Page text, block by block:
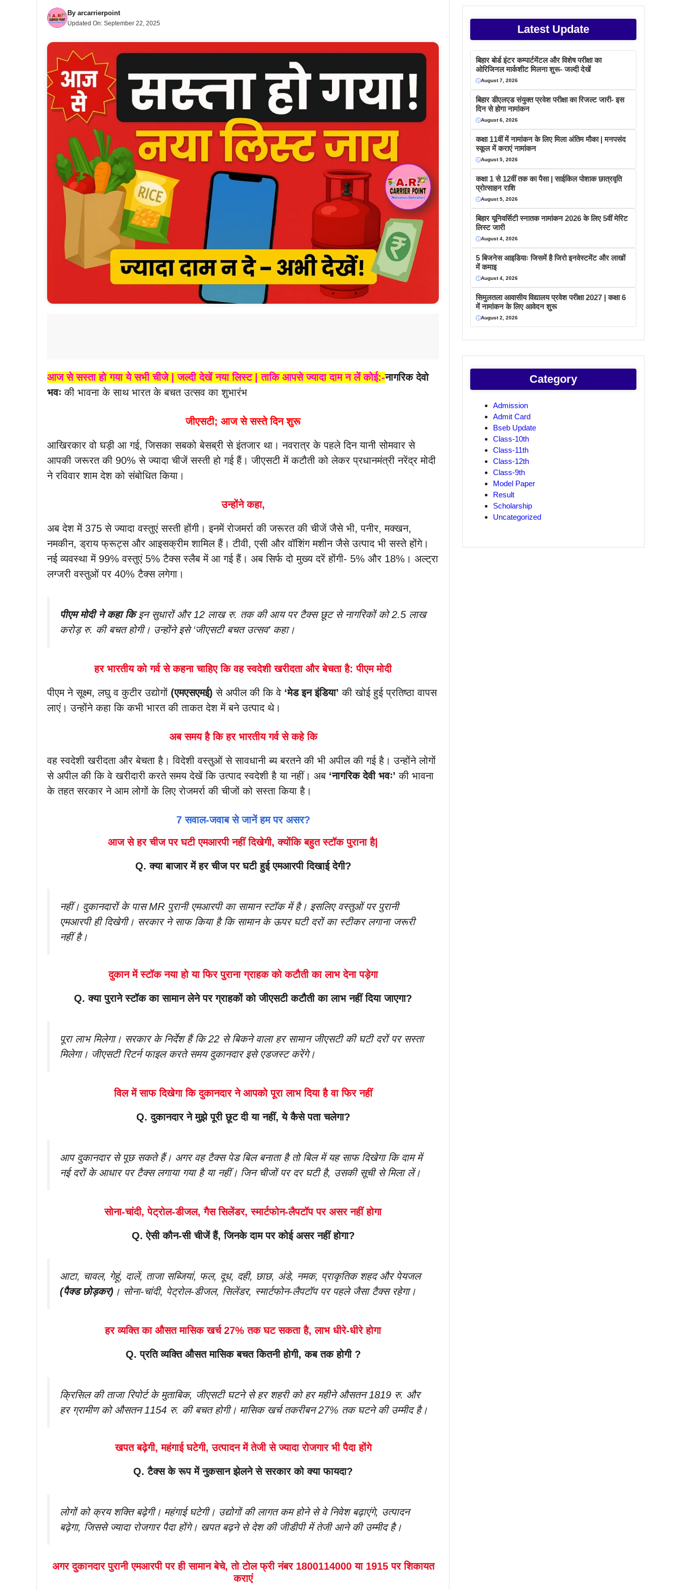
By arcarrierpoint
Updated On: September 22, 2025
आज से सस्ता हो गया ये सभी चीजे | जल्दी देखें नया लिस्ट | ताकि आपसे ज्यादा दाम न लें कोई:-नागरिक देवो
भवःकी भावना के साथ भारत के बचत उत्सव का शुभारंभ
जीएसटी; आज से सस्ते दिन शुरू
आखिरकार वो घड़ी आ गई, जिसका सबको बेसब्री से इंतजार था। नवरात्र के पहले दिन यानी सोमवार से
आपकी जरूरत की 90% से ज्यादा चीजें सस्ती हो गई हैं। जीएसटी में कटौती को लेकर प्रधानमंत्री नरेंद्र मोदी
ने रविवार शाम देश को संबोधित किया।
उन्होंने कहा,
अब देश में 375 से ज्यादा वस्तुएं सस्ती होंगी। इनमें रोजमर्रा की जरूरत की चीजें जैसे भी, पनीर, मक्खन,
नमकीन, ड्राय फ्रूट्स और आइसक्रीम शामिल हैं। टीवी, एसी और वॉशिंग मशीन जैसे उत्पाद भी सस्ते होंगे।
नई व्यवस्था में 99% वस्तुएं 5% टैक्स स्लैब में आ गई हैं। अब सिर्फ दो मुख्य दरें होंगी- 5% और 18%। अल्ट्रा
लग्जरी वस्तुओं पर 40% टैक्स लगेगा।
पीएम मोदी ने कहा किइन सुधारों और 12 लाख रु. तक की आय पर टैक्स छूट से नागरिकों को 2.5 लाख
करोड़ रु. की बचत होगी। उन्होंने इसे ‘जीएसटी बचत उत्सव’ कहा।
हर भारतीय को गर्व से कहना चाहिए कि वह स्वदेशी खरीदता और बेचता है: पीएम मोदी
पीएम ने सूक्ष्म, लघु व कुटीर उद्योगों (एमएसएमई) से अपील की कि वे ‘मेड इन इंडिया’ की खोई हुई प्रतिष्ठा वापस
लाएं। उन्होंने कहा कि कभी भारत की ताकत देश में बने उत्पाद थे।
अब समय है कि हर भारतीय गर्व से कहे कि
वह स्वदेशी खरीदता और बेचता है। विदेशी वस्तुओं से सावधानी ब्य बरतने की भी अपील की गई है। उन्होंने लोगों
से अपील की कि वे खरीदारी करते समय देखें कि उत्पाद स्वदेशी है या नहीं। अब ‘नागरिक देवी भवः’ की भावना
के तहत सरकार ने आम लोगों के लिए रोजमर्रा की चीजों को सस्ता किया है।
7 सवाल-जवाब से जानें हम पर असर?
आज से हर चीज पर घटी एमआरपी नहीं दिखेगी, क्योंकि बहुत स्टॉक पुराना है|
Q. क्या बाजार में हर चीज पर घटी हुई एमआरपी दिखाई देगी?
नहीं। दुकानदारों के पास MR पुरानी एमआरपी का सामान स्टॉक में है। इसलिए वस्तुओं पर पुरानी
एमआरपी ही दिखेगी। सरकार ने साफ किया है कि सामान के ऊपर घटी दरों का स्टीकर लगाना जरूरी
नहीं है।
दुकान में स्टॉक नया हो या फिर पुराना ग्राहक को कटौती का लाभ देना पड़ेगा
Q. क्या पुराने स्टॉक का सामान लेने पर ग्राहकों को जीएसटी कटौती का लाभ नहीं दिया जाएगा?
पूरा लाभ मिलेगा। सरकार के निर्देश हैं कि 22 से बिकने वाला हर सामान जीएसटी की घटी दरों पर सस्ता
मिलेगा। जीएसटी रिटर्न फाइल करते समय दुकानदार इसे एडजस्ट करेंगे।
विल में साफ दिखेगा कि दुकानदार ने आपको पूरा लाभ दिया है वा फिर नहीं
Q. दुकानदार ने मुझे पूरी छूट दी या नहीं, ये कैसे पता चलेगा?
आप दुकानदार से पूछ सकते हैं। अगर वह टैक्स पेड बिल बनाता है तो बिल में यह साफ दिखेगा कि दाम में
नई दरों के आधार पर टैक्स लगाया गया है या नहीं। जिन चीजों पर दर घटी है, उसकी सूची से मिला लें।
सोना-चांदी, पेट्रोल-डीजल, गैस सिलेंडर, स्मार्टफोन-लैपटॉप पर असर नहीं होगा
Q. ऐसी कौन-सी चीजें हैं, जिनके दाम पर कोई असर नहीं होगा?
आटा, चावल, गेहूं, दालें, ताजा सब्जियां, फल, दूध, दही, छाछ, अंडे, नमक, प्राकृतिक शहद और पेयजल
(पैक्ड छोड़कर) । सोना-चांदी, पेट्रोल-डीजल, सिलेंडर, स्मार्टफोन-लैपटॉप पर पहले जैसा टैक्स रहेगा।
हर व्यक्ति का औसत मासिक खर्च 27% तक घट सकता है, लाभ धीरे-धीरे होगा
Q. प्रति व्यक्ति औसत मासिक बचत कितनी होगी, कब तक होगी ?
क्रिसिल की ताजा रिपोर्ट के मुताबिक, जीएसटी घटने से हर शहरी को हर महीने औसतन 1819 रु. और
हर ग्रामीण को औसतन 1154 रु. की बचत होगी। मासिक खर्च तकरीबन 27% तक घटने की उम्मीद है।
खपत बढ़ेगी, महंगाई घटेगी, उत्पादन में तेजी से ज्यादा रोजगार भी पैदा होंगे
Q. टैक्स के रूप में नुकसान झेलने से सरकार को क्या फायदा?
लोगों को क्रय शक्ति बढ़ेगी। महंगाई घटेगी। उद्योगों की लागत कम होने से वे निवेश बढ़ाएंगे, उत्पादन
बढ़ेगा, जिससे ज्यादा रोजगार पैदा होंगे। खपत बढ़ने से देश की जीडीपी में तेजी आने की उम्मीद है।
अगर दुकानदार पुरानी एमआरपी पर ही सामान बेचे, तो टोल फ्री नंबर 1800114000 या 1915 पर शिकायत
कराएं
Latest Update
बिहार बोर्ड इंटर कम्पार्टमेंटल और विशेष परीक्षा का
ओरिजिनल मार्कशीट मिलना शुरू- जल्दी देखें
August 7, 2026
बिहार डीएलएड संयुक्त प्रवेश परीक्षा का रिजल्ट जारी- इस
दिन से होगा नामांकन
August 6, 2026
कक्षा 11वीं में नामांकन के लिए मिला अंतिम मौका | मनपसंद
स्कूल में कराएं नामांकन
August 5, 2026
कक्षा 1 से 12वीं तक का पैसा | साईकिल पोशाक छात्रवृति
प्रोत्साहन राशि
August 5, 2026
बिहार यूनिवर्सिटी स्नातक नामांकन 2026 के लिए 5वीं मेरिट
लिस्ट जारी
August 4, 2026
5 बिजनेस आइडियाः जिसमें है जिरो इनवेस्टमेंट और लाखों
में कमाइ
August 4, 2026
सिमुलतला आवासीय विद्यालय प्रवेश परीक्षा 2027 | कक्षा 6
में नामांकन के लिए आवेदन शुरू
August 2, 2026
Category
Admission
Admit Card
Bseb Update
Class-10th
Class-11th
Class-12th
Class-9th
Model Paper
Result
Scholarship
Uncategorized